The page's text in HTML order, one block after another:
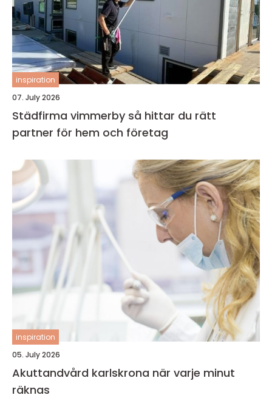
inspiration
07. July 2026
Städfirma vimmerby så hittar du rätt
partner för hem och företag
inspiration
05. July 2026
Akuttandvård karlskrona när varje minut
räknas